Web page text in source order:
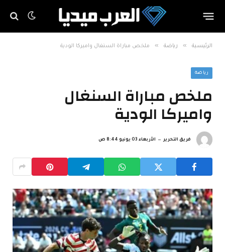
الرئيسية » رياضة » ملخص مباراة السنغال واميركا الودية
رياضة
ملخص مباراة السنغال
واميركا الودية
فريق التحرير الأربعاء 03 يونيو 8:44 ص